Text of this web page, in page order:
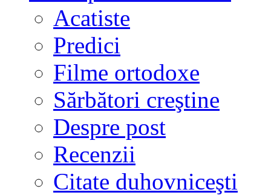
Acatiste
Predici
Filme ortodoxe
Sărbători creştine
Despre post
Recenzii
Citate duhovniceşti